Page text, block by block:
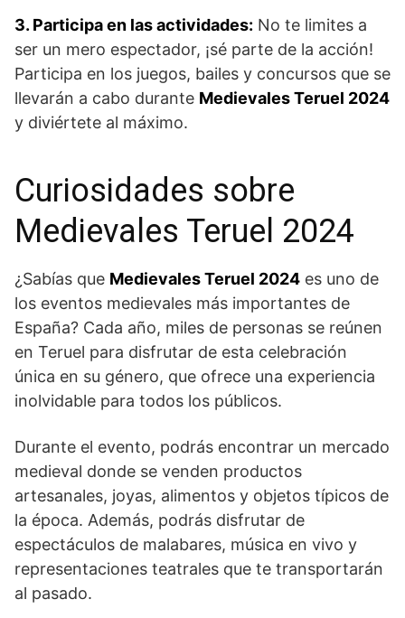
3. Participa en ​las actividades: No te limites a
ser un‍ mero espectador, ¡sé parte ⁤de la acción!
Participa ‍en los juegos, bailes ⁢y ⁢concursos que se
llevarán a cabo durante Medievales Teruel 2024
y ⁣diviértete al máximo.
Curiosidades sobre
Medievales Teruel 2024
¿Sabías ⁣que Medievales Teruel 2024 es uno de
los eventos medievales más importantes de
España? Cada año, miles de personas se reúnen
en Teruel para disfrutar‌ de esta celebración
única en su género, que ⁣ofrece una experiencia
inolvidable para ⁤todos los públicos.
Durante el evento, podrás encontrar un mercado
medieval donde ‍se venden productos
artesanales, joyas, alimentos y objetos típicos de
la época. Además, podrás disfrutar ‌de
espectáculos de⁢ malabares, música en vivo‍ y
representaciones teatrales que te transportarán
al pasado.